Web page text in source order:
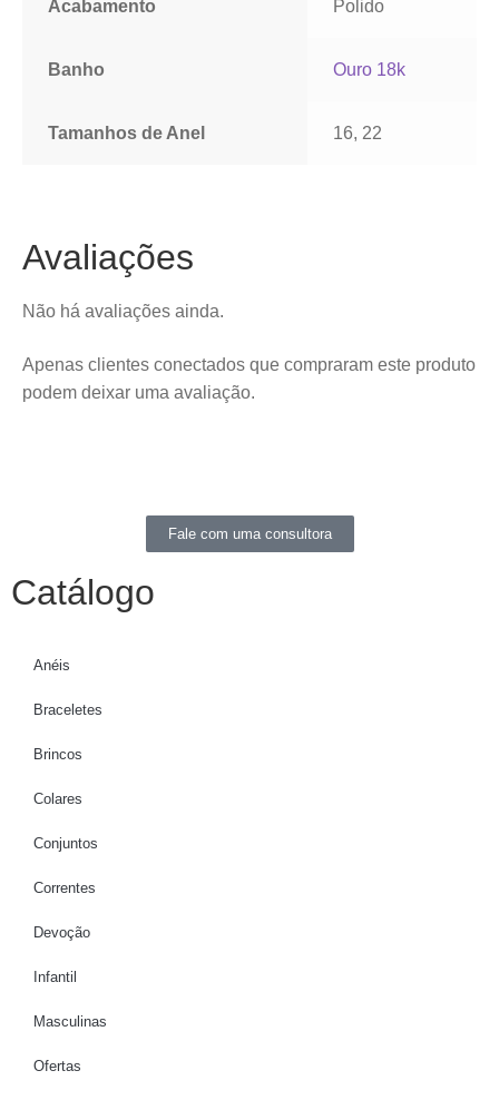
Acabamento Polido
Banho Ouro 18k
Tamanhos de Anel 16, 22
Avaliações
Não há avaliações ainda.
Apenas clientes conectados que compraram este produto
podem deixar uma avaliação.
Fale com uma consultora
Catálogo
Anéis
Braceletes
Brincos
Colares
Conjuntos
Correntes
Devoção
Infantil
Masculinas
Ofertas